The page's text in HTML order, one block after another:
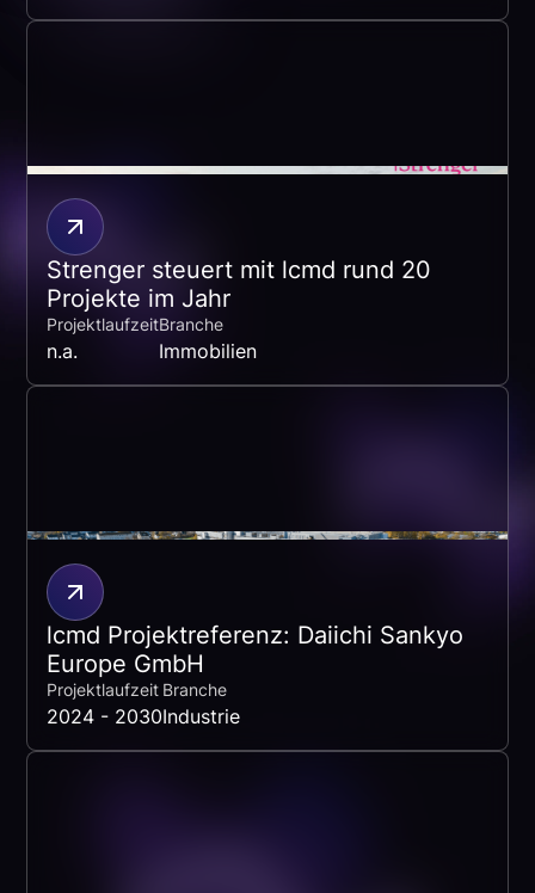
Strenger steuert mit lcmd rund 20
Projekte im Jahr
Projektlaufzeit
n.a.
Branche
Immobilien
lcmd Projektreferenz: Daiichi Sankyo
Europe GmbH
Projektlaufzeit
2024 - 2030
Branche
Industrie